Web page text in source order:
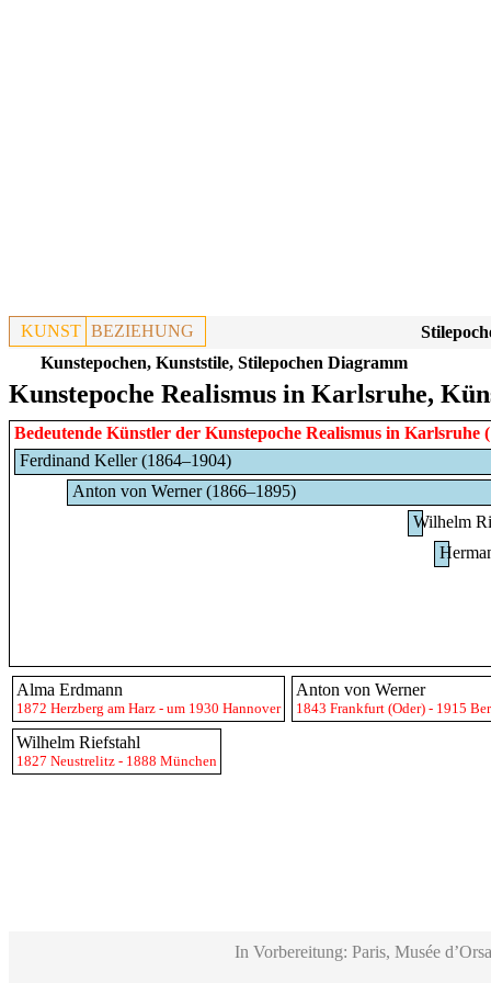
KUNST BEZIEHUNG
Kunstepochen, Kunststile, Stilepochen Diagramm
Kunstepoche Realismus in Karlsruhe,
Bedeutende Künstler der Kunstepoche Realismus in Karlsruhe
Ferdinand Keller (1864–1904)
Anton von Werner (1866–1895)
Wilhelm
Alma Erdmann
1872 Herzberg am Harz - um 1930 Hannover
Anton von Werner
1843 Frankfurt (Oder) - 1915
Wilhelm Riefstahl
1827 Neustrelitz - 1888 München
In Vorbereitung: Paris, Musée